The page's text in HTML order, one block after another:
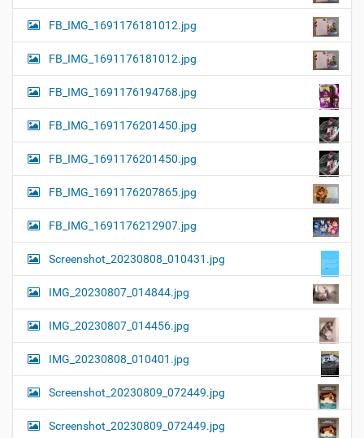
FB_IMG_1691176181012.jpg
FB_IMG_1691176181012.jpg
FB_IMG_1691176194768.jpg
FB_IMG_1691176201450.jpg
FB_IMG_1691176201450.jpg
FB_IMG_1691176207865.jpg
FB_IMG_1691176212907.jpg
Screenshot_20230808_010431.jpg
IMG_20230807_014844.jpg
IMG_20230807_014456.jpg
IMG_20230808_010401.jpg
Screenshot_20230809_072449.jpg
Screenshot_20230809_072449.jpg